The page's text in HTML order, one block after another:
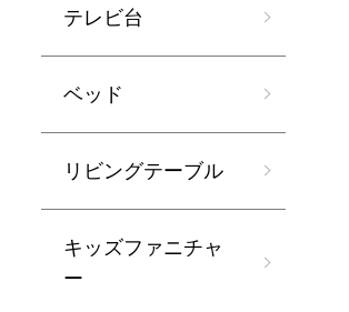
テレビ台
ベッド
リビングテーブル
キッズファニチャ
ー